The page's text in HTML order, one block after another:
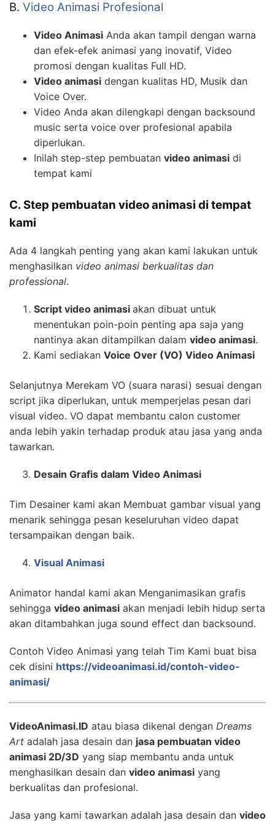
B. Video Animasi Profesional
Video Animasi Anda akan tampil dengan warna
dan efek-efek animasi yang inovatif, Video
promosi dengan kualitas Full HD.
Video animasi dengan kualitas HD, Musik dan
Voice Over.
Video Anda akan dilengkapi dengan backsound
music serta voice over profesional apabila
diperlukan.
Inilah step-step pembuatan video animasi di
tempat kami
C. Step pembuatan video animasi di tempat
kami
Ada 4 langkah penting yang akan kami lakukan untuk
menghasilkan video animasi berkualitas dan
professional.
Script video animasi akan dibuat untuk
menentukan poin-poin penting apa saja yang
nantinya akan ditampilkan dalam video animasi.
Kami sediakan Voice Over (VO) Video Animasi
Selanjutnya Merekam VO (suara narasi) sesuai dengan
script jika diperlukan, untuk memperjelas pesan dari
visual video. VO dapat membantu calon customer
anda lebih yakin terhadap produk atau jasa yang anda
tawarkan.
Desain Grafis dalam Video Animasi
Tim Desainer kami akan Membuat gambar visual yang
menarik sehingga pesan keseluruhan video dapat
tersampaikan dengan baik.
Visual Animasi
Animator handal kami akan Menganimasikan grafis
sehingga video animasi akan menjadi lebih hidup serta
akan ditambahkan juga sound effect dan backsound.
Contoh Video Animasi yang telah Tim Kami buat bisa
cek disini https://videoanimasi.id/contoh-video-
animasi/
VideoAnimasi.ID atau biasa dikenal dengan Dreams
Art adalah jasa desain dan jasa pembuatan video
animasi 2D/3D yang siap membantu anda untuk
menghasilkan desain dan video animasi yang
berkualitas dan profesional.
Jasa yang kami tawarkan adalah jasa desain dan video